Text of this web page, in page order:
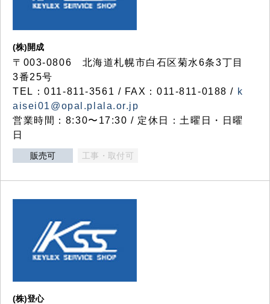
(株)開成
〒003-0806 北海道札幌市白石区菊水6条3丁目
3番25号
TEL：011-811-3561 / FAX：011-811-0188 / k
aisei01@opal.plala.or.jp
営業時間：8:30〜17:30 / 定休日：土曜日・日曜
日
販売可 工事・取付可
(株)登心